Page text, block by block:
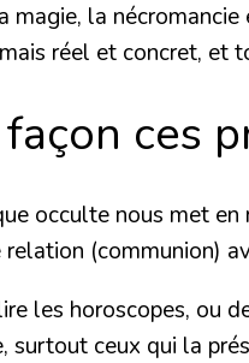
magie, la
réel et concret, et
ces
occulte nous met
(communion)
les horoscopes, ou
surtout ceux qui la